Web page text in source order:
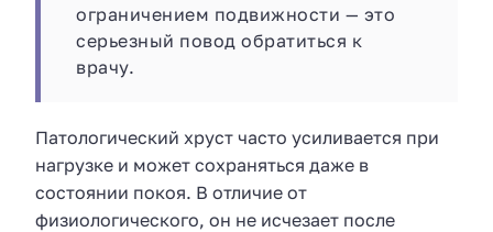
ограничением подвижности — это
серьезный повод обратиться к
врачу.
Патологический хруст часто усиливается при
нагрузке и может сохраняться даже в
состоянии покоя. В отличие от
физиологического, он не исчезает после